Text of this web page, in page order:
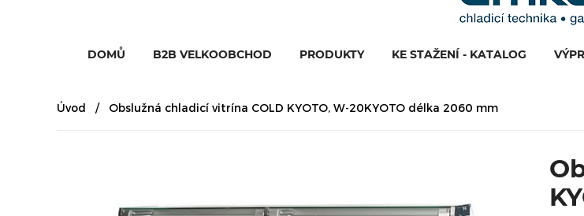
DOMŮ B2B VELKOOBCHOD PRODUKTY KE STAŽENÍ - KATALOG
Úvod Obslužná chladicí vitrína COLD KYOTO, W-20KYOTO délka 2060 mm